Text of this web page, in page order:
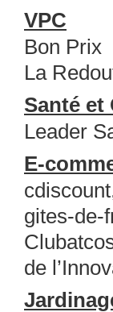
VPC
Bon Prix
La
Santé et
Leader
E-
gites-de-
de